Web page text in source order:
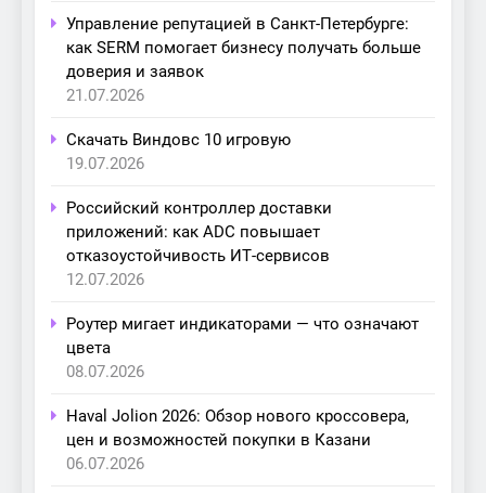
Управление репутацией в Санкт-Петербурге:
как SERM помогает бизнесу получать больше
доверия и заявок
21.07.2026
Скачать Виндовс 10 игровую
19.07.2026
Российский контроллер доставки
приложений: как ADC повышает
отказоустойчивость ИТ-сервисов
12.07.2026
Роутер мигает индикаторами — что означают
цвета
08.07.2026
Haval Jolion 2026: Обзор нового кроссовера,
цен и возможностей покупки в Казани
06.07.2026